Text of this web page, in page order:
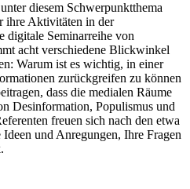
diesem Schwerpunktthema
ihre Aktivitäten in der
digitale Seminarreihe von
acht verschiedene Blickwinkel
Warum ist es wichtig, in einer
zurückgreifen zu können
dass die medialen Räume
Desinformation, Populismus und
freuen sich nach den etwa
und Anregungen, Ihre Fragen